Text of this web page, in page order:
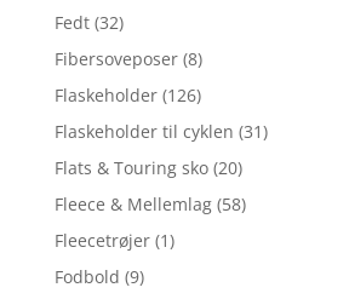
Fedt (32)
Fibersoveposer (8)
Flaskeholder (126)
Flaskeholder til cyklen (31)
Flats & Touring sko (20)
Fleece & Mellemlag (58)
Fleecetrøjer (1)
Fodbold (9)